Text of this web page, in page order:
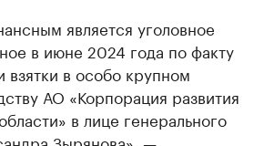
является уголовное
в июне 2024 года по факту
взятки в особо крупном
АО «Корпорация развития
в лице генерального